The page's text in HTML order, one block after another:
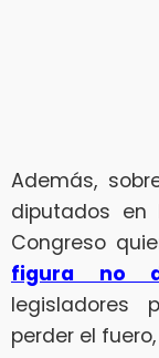
Además,
diputados en
Congreso
figura no
legisladores
perder el